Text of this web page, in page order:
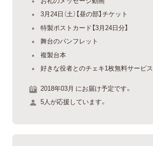
3月24日（土）【昼の部】チケット
特製ポストカード【3月24日分】
舞台のパンフレット
複製台本
好きな役者とのチェキ1枚無料サービス
2018年03月 にお届け予定です。
5人が応援しています。